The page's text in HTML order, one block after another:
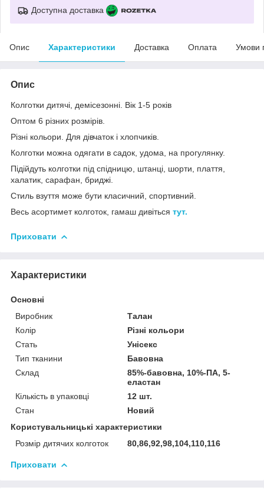
Доступна доставка
Опис Характеристики Доставка Оплата Умови
Опис
Колготки дитячі, демісезонні. Вік 1-5 років
Оптом 6 різних розмірів.
Різні кольори. Для дівчаток і хлопчиків.
Колготки можна одягати в садок, удома, на прогулянку.
Підійдуть колготки під спідницю, штанці, шорти, плаття,
халатик, сарафан, бриджі.
Стиль взуття може бути класичний, спортивний.
Весь асортимет колготок, гамаш дивіться тут.
Приховати
Характеристики
Основні
Виробник
Талан
Колір
Різні кольори
Стать
Унісекс
Тип тканини
Бавовна
Склад
85%-бавовна, 10%-ПА, 5-
еластан
Кількість в упаковці
12 шт.
Стан
Новий
Користувальницькі характеристики
Розмір дитячих колготок
80,86,92,98,104,110,116
Приховати